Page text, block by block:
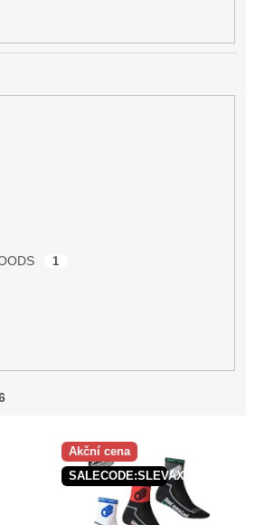
1
Akční cena
SALECODE:SLEVAX5:5:%